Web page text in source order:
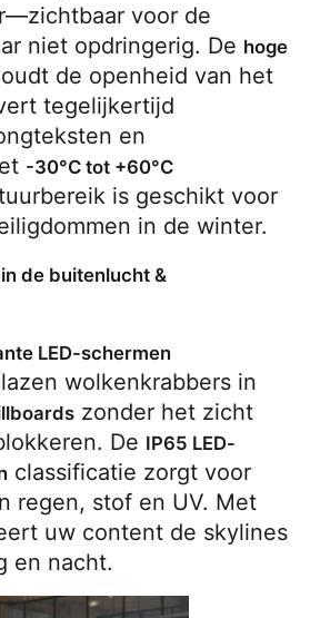
voor de
niet opdringerig. De hoge
de openheid van het
tegelijkertijd
en
-30°C tot +60°C
is geschikt voor
in de winter.
de buitenlucht &
LED-schermen
zonder het zicht
De IP65 LED-
classificatie zorgt voor
uw content de skylines
en nacht.